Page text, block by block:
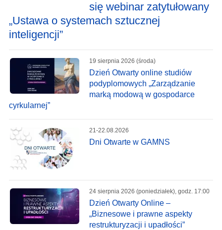
się webinar zatytułowany
„Ustawa o systemach sztucznej
inteligencji”
19 sierpnia 2026 (środa)
Dzień Otwarty online studiów
podyplomowych „Zarządzanie
marką modową w gospodarce
cyrkularnej”
21-22.08.2026
Dni Otwarte w GAMNS
24 sierpnia 2026 (poniedziałek), godz. 17:00
Dzień Otwarty Online –
„Biznesowe i prawne aspekty
restrukturyzacji i upadłości”